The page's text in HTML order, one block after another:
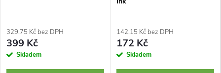
329,75 Kč bez DPH
399 Kč
Skladem
142,15 Kč bez DPH
172 Kč
Skladem